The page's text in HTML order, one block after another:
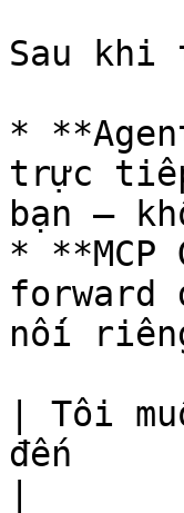
Sau khi
*
trực
bạn —
*
forward
nối
| Tôi
đến